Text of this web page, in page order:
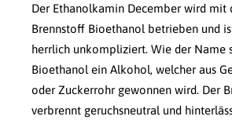
Der Ethanolkamin December wird mit
Brennstoff Bioethanol betrieben und
herrlich unkompliziert. Wie der Name
Bioethanol ein Alkohol, welcher aus
oder Zuckerrohr gewonnen wird. Der
verbrennt geruchsneutral und